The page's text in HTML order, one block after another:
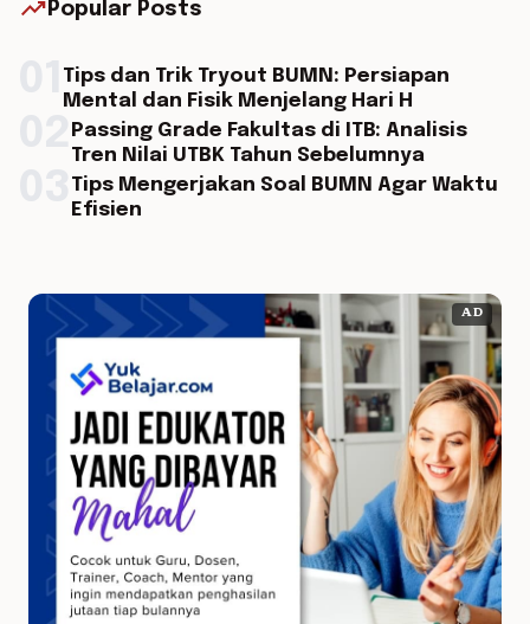
trending_up Popular Posts
Tips dan Trik Tryout BUMN: Persiapan
Mental dan Fisik Menjelang Hari H
Passing Grade Fakultas di ITB: Analisis
Tren Nilai UTBK Tahun Sebelumnya
Tips Mengerjakan Soal BUMN Agar Waktu
Efisien
AD